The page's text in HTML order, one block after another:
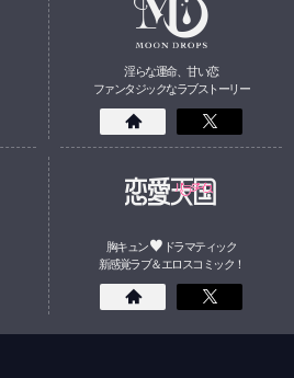
淫らな運命、甘い恋
ファンタジックなラブストーリー
胸キュン
ドラマティック
新感覚ラブ＆エロスコミック！